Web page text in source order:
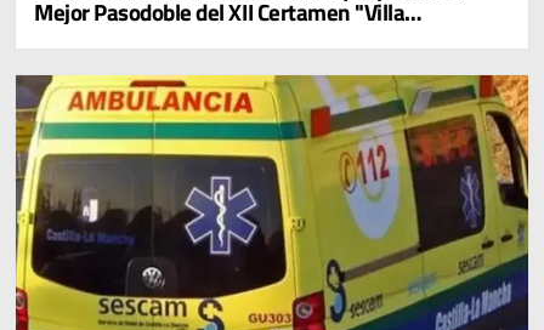
Mejor Pasodoble del XII Certamen "Villa
Cervantina de Mota del Cuervo"